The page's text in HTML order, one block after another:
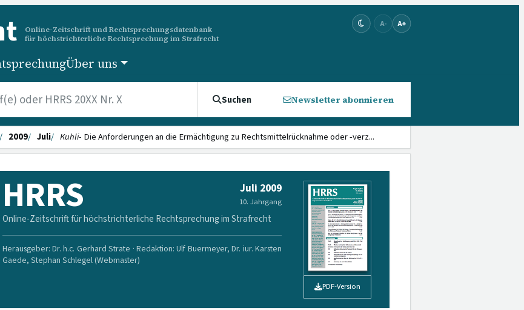
Online-Zeitschrift und Rechtsprechungsdatenbank
für höchstrichterliche Rechtsprechung im Strafrecht
A- A+
Über uns
Suchen Newsletter abonnieren
2009 Juli Kuhli- Die Anforderungen an die Ermächtigung zu Rechtsmittelrücknahme oder -verz...
HRRS Juli 2009
10. Jahrgang
Online-Zeitschrift für höchstrichterliche Rechtsprechung im Strafrecht
Herausgeber: Dr. h.c. Gerhard Strate · Redaktion: Ulf Buermeyer, Dr. iur. Karsten
Gaede, Stephan Schlegel (Webmaster)
PDF-Version